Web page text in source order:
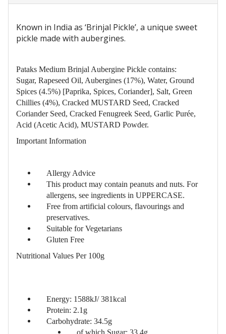
Known in India as ‘Brinjal Pickle’, a unique sweet
pickle made with aubergines.
Pataks Medium Brinjal Aubergine Pickle contains:
Sugar, Rapeseed Oil, Aubergines (17%), Water, Ground
Spices (4.5%) [Paprika, Spices, Coriander], Salt, Green
Chillies (4%), Cracked MUSTARD Seed, Cracked
Coriander Seed, Cracked Fenugreek Seed, Garlic Purée,
Acid (Acetic Acid), MUSTARD Powder.
Important Information
Allergy Advice
This product may contain peanuts and nuts. For
allergens, see ingredients in UPPERCASE.
Free from artificial colours, flavourings and
preservatives.
Suitable for Vegetarians
Gluten Free
Nutritional Values Per 100g
Energy: 1588kJ/ 381kcal
Protein: 2.1g
Carbohydrate: 34.5g
of which Sugar: 33.4g